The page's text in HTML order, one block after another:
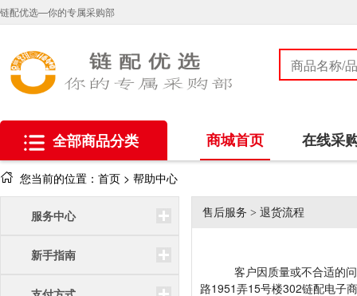
链配优选—你的专属采购部
全部商品分类 商城首页 在线采
您当前的位置： 首页 > 帮助中心
服务中心
新手指南
售后服务 > 退货流程
客户因质量或不合适的
路1951弄15号楼302链配电子